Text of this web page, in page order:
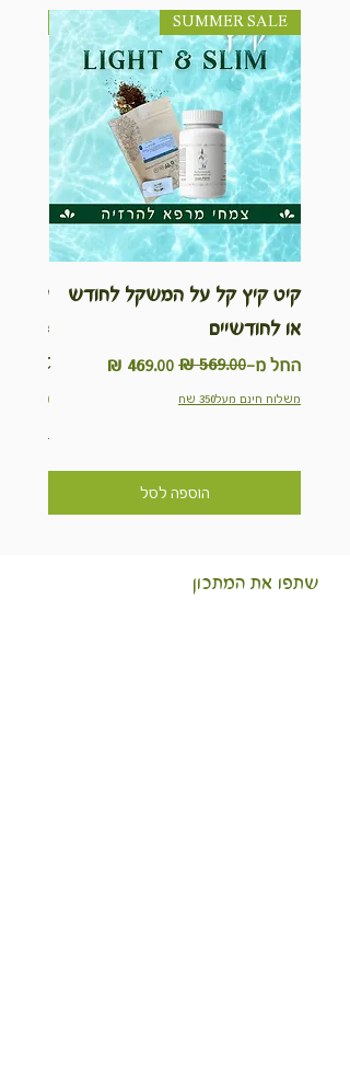
SUMMER SALE
קיט קיץ קל על המשקל לחודש
או לחודשיים
החל מ-
מחיר רגיל
מחיר מבצע
משלוח חינם מעל350 שח
הוספה לסל
ערכת
Kit
מחיר